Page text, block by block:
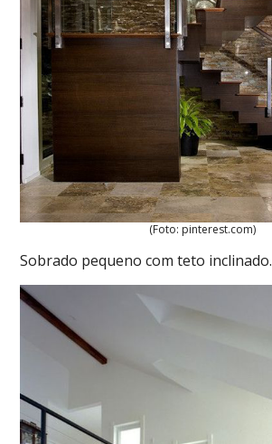
(Foto: pinterest.com)
Sobrado pequeno com teto inclinado.